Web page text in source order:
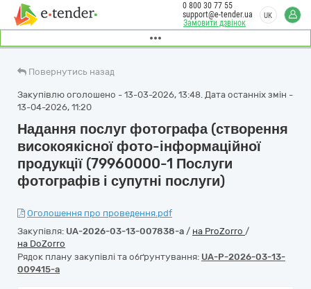
Замовити дзвінок
0 800 30 77 55
support@e-tender.ua
UK
Повернутись назад
Закупівлю оголошено - 13-03-2026, 13:48. Дата останніх змін -
13-04-2026, 11:20
Надання послуг фотографа (створення
високоякісної фото-інформаційної
продукції (79960000-1 Послуги
фотографів і супутні послуги)
Оголошення про проведення.pdf
Закупівля: UA-2026-03-13-007838-a / на ProZorro /
на DoZorro
Рядок плану закупівлі та обґрунтування: UA-P-2026-03-13-
009415-a